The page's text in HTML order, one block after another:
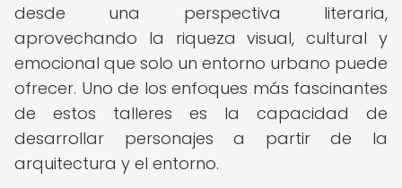
desde una perspectiva literaria,
aprovechando la riqueza visual, cultural y
emocional que solo un entorno urbano puede
ofrecer. Uno de los enfoques más fascinantes
de estos talleres es la capacidad de
desarrollar personajes a partir de la
arquitectura y el entorno.